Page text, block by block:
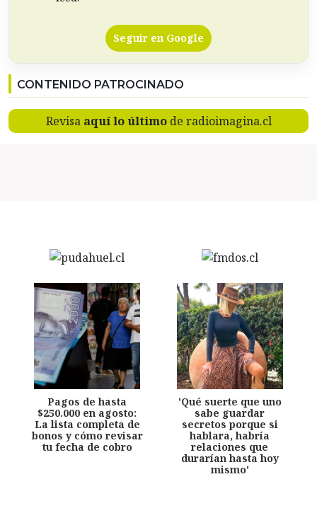
Seguir en Google
CONTENIDO PATROCINADO
Revisa aquí lo últimode radioimagina.cl
Pagos de hasta
$250.000 en agosto:
La lista completa de
bonos y cómo revisar
tu fecha de cobro
'Qué suerte que uno
sabe guardar
secretos porque si
hablara, habría
relaciones que
durarían hasta hoy
mismo'